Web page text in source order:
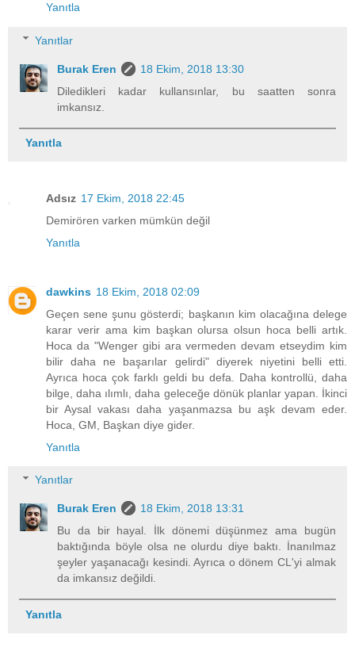
Yanıtla
Yanıtlar
Burak Eren
18 Ekim, 2018 13:30
Diledikleri kadar kullansınlar, bu saatten sonra
imkansız.
Yanıtla
Adsız 17 Ekim, 2018 22:45
Demirören varken mümkün değil
Yanıtla
dawkins 18 Ekim, 2018 02:09
Geçen sene şunu gösterdi; başkanın kim olacağına delege
karar verir ama kim başkan olursa olsun hoca belli artık.
Hoca da "Wenger gibi ara vermeden devam etseydim kim
bilir daha ne başarılar gelirdi" diyerek niyetini belli etti.
Ayrıca hoca çok farklı geldi bu defa. Daha kontrollü, daha
bilge, daha ılımlı, daha geleceğe dönük planlar yapan. İkinci
bir Aysal vakası daha yaşanmazsa bu aşk devam eder.
Hoca, GM, Başkan diye gider.
Yanıtla
Yanıtlar
Burak Eren
18 Ekim, 2018 13:31
Bu da bir hayal. İlk dönemi düşünmez ama bugün
baktığında böyle olsa ne olurdu diye baktı. İnanılmaz
şeyler yaşanacağı kesindi. Ayrıca o dönem CL'yi almak
da imkansız değildi.
Yanıtla